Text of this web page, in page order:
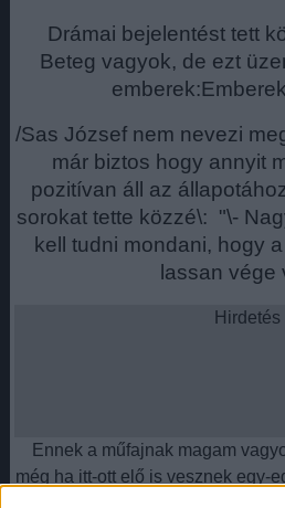
Drámai bejelentést tett
Beteg vagyok, de ezt
/Sas József nem nevezi
már biztos hogy annyit
pozitívan áll az
sorokat tette közzé\: "\-
kell tudni mondani, hogy
lassan vége
Hirdetés
Ennek a műfajnak magam
még ha itt-ott elő is vesznek egy-